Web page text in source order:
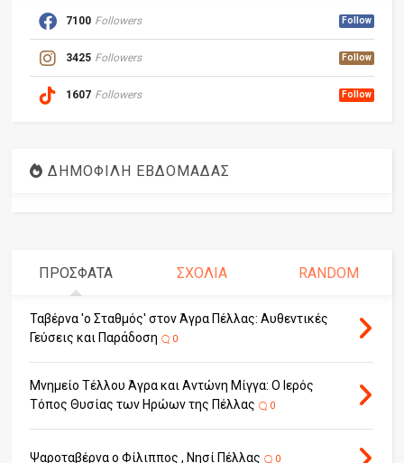
7100 Followers Follow
3425 Followers Follow
1607 Followers Follow
ΔΗΜΟΦΙΛΗ ΕΒΔΟΜΑΔΑΣ
ΠΡΟΣΦΑΤΑ ΣΧΟΛΙΑ RANDOM
Ταβέρνα 'ο Σταθμός' στον Άγρα Πέλλας: Αυθεντικές
Γεύσεις και Παράδοση
0
Μνημείο Τέλλου Άγρα και Αντώνη Μίγγα: Ο Ιερός
Τόπος Θυσίας των Ηρώων της Πέλλας
0
Ψαροταβέρνα ο Φίλιππος , Νησί Πέλλας 0